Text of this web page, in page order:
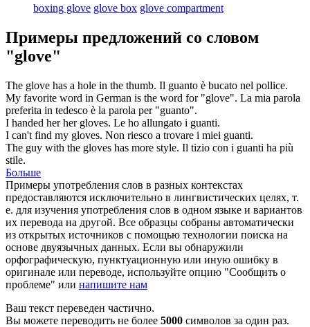
boxing glove glove box glove compartment
Примеры предложений со словом
"glove"
The glove has a hole in the thumb. Il guanto è bucato nel pollice.
My favorite word in German is the word for "glove". La mia parola
preferita in tedesco è la parola per "guanto".
I handed her her gloves. Le ho allungato i guanti.
I can't find my gloves. Non riesco a trovare i miei guanti.
The guy with the gloves has more style. Il tizio con i guanti ha più
stile.
Больше
Примеры употребления слов в разных контекстах
предоставляются исключительно в лингвистических целях, т.
е. для изучения употребления слов в одном языке и вариантов
их перевода на другой. Все образцы собраны автоматически
из открытых источников с помощью технологии поиска на
основе двуязычных данных. Если вы обнаружили
орфографическую, пунктуационную или иную ошибку в
оригинале или переводе, используйте опцию "Сообщить о
проблеме" или напишите нам
Ваш текст переведен частично.
Вы можете переводить не более 5000 символов за один раз.